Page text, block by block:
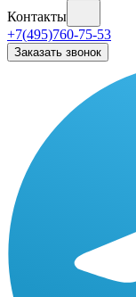
Контакты
+7(495)760-75-53
Заказать звонок